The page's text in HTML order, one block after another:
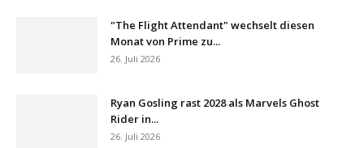
"The Flight Attendant" wechselt diesen
Monat von Prime zu...
26. Juli 2026
Ryan Gosling rast 2028 als Marvels Ghost
Rider in...
26. Juli 2026